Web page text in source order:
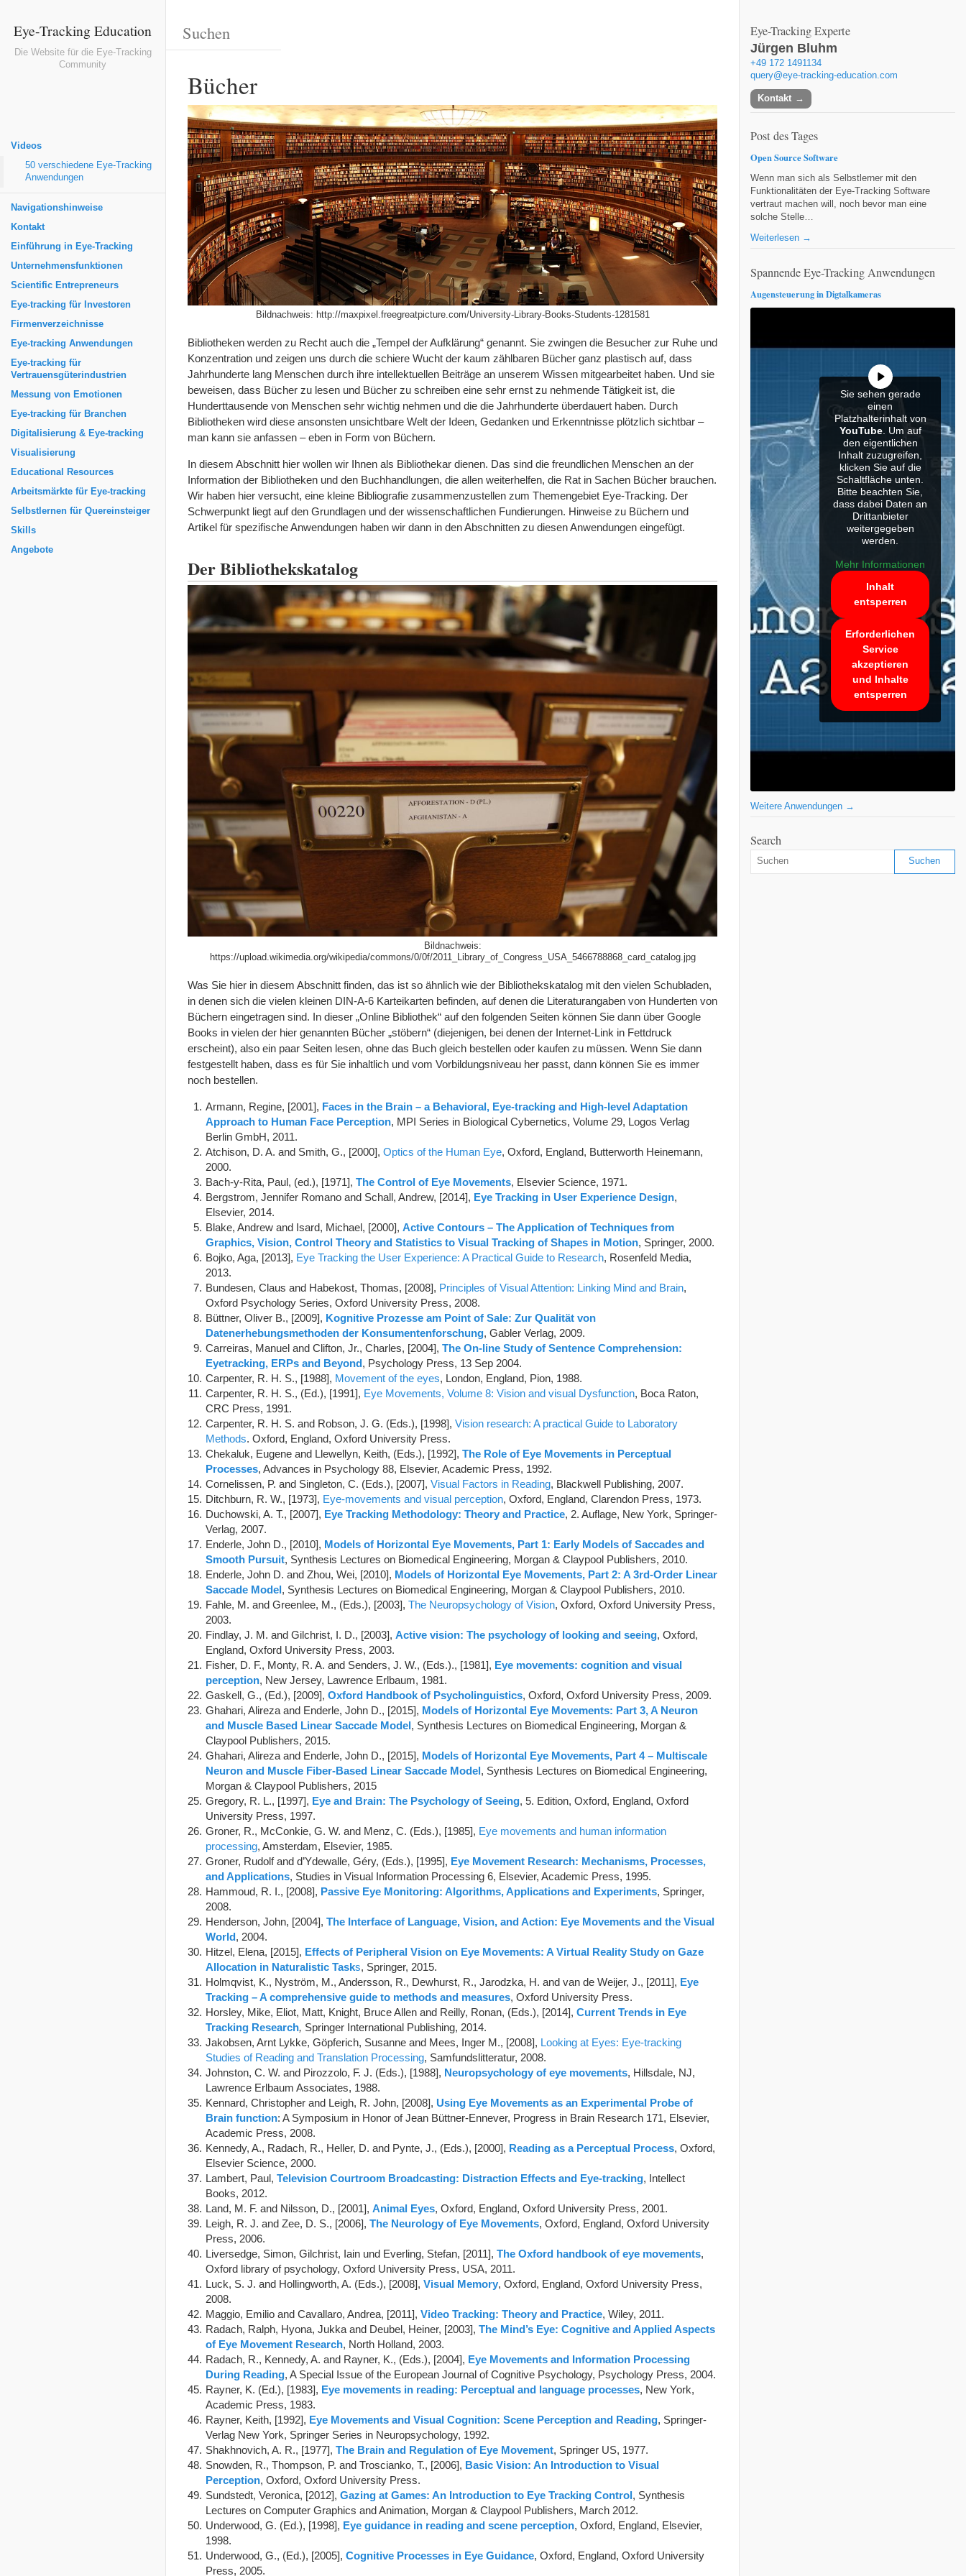
Eye-Tracking Education
Die Website für die Eye-Tracking
Community
Videos
50 verschiedene Eye-Tracking
Anwendungen
Navigationshinweise
Kontakt
Einführung in Eye-Tracking
Unternehmensfunktionen
Scientific Entrepreneurs
Eye-tracking für Investoren
Firmenverzeichnisse
Eye-tracking Anwendungen
Eye-tracking für
Vertrauensgüterindustrien
Messung von Emotionen
Eye-tracking für Branchen
Digitalisierung & Eye-tracking
Visualisierung
Educational Resources
Arbeitsmärkte für Eye-tracking
Selbstlernen für Quereinsteiger
Skills
Angebote
Bücher
Bildnachweis: http://maxpixel.freegreatpicture.com/University-Library-Books-Students-1281581
Bibliotheken werden zu Recht auch die „Tempel der Aufklärung“ genannt. Sie zwingen die Besucher zur Ruhe und
Konzentration und zeigen uns durch die schiere Wucht der kaum zählbaren Bücher ganz plastisch auf, dass
Jahrhunderte lang Menschen durch ihre intellektuellen Beiträge an unserem Wissen mitgearbeitet haben. Und sie
beweisen, dass Bücher zu lesen und Bücher zu schreiben eine sehr ernst zu nehmende Tätigkeit ist, die
Hunderttausende von Menschen sehr wichtig nehmen und die die Jahrhunderte überdauert haben. Durch
Bibliotheken wird diese ansonsten unsichtbare Welt der Ideen, Gedanken und Erkenntnisse plötzlich sichtbar –
man kann sie anfassen – eben in Form von Büchern.
In diesem Abschnitt hier wollen wir Ihnen als Bibliothekar dienen. Das sind die freundlichen Menschen an der
Information der Bibliotheken und den Buchhandlungen, die allen weiterhelfen, die Rat in Sachen Bücher brauchen.
Wir haben hier versucht, eine kleine Bibliografie zusammenzustellen zum Themengebiet Eye-Tracking. Der
Schwerpunkt liegt auf den Grundlagen und der wissenschaftlichen Fundierungen. Hinweise zu Büchern und
Artikel für spezifische Anwendungen haben wir dann in den Abschnitten zu diesen Anwendungen eingefügt.
Der Bibliothekskatalog
Bildnachweis:
https://upload.wikimedia.org/wikipedia/commons/0/0f/2011_Library_of_Congress_USA_5466788868_card_catalog.jpg
Was Sie hier in diesem Abschnitt finden, das ist so ähnlich wie der Bibliothekskatalog mit den vielen Schubladen,
in denen sich die vielen kleinen DIN-A-6 Karteikarten befinden, auf denen die Literaturangaben von Hunderten von
Büchern eingetragen sind. In dieser „Online Bibliothek“ auf den folgenden Seiten können Sie dann über Google
Books in vielen der hier genannten Bücher „stöbern“ (diejenigen, bei denen der Internet-Link in Fettdruck
erscheint), also ein paar Seiten lesen, ohne das Buch gleich bestellen oder kaufen zu müssen. Wenn Sie dann
festgestellt haben, dass es für Sie inhaltlich und vom Vorbildungsniveau her passt, dann können Sie es immer
noch bestellen.
Armann, Regine, [2001], Faces in the Brain – a Behavioral, Eye-tracking and High-level Adaptation
Approach to Human Face Perception, MPI Series in Biological Cybernetics, Volume 29, Logos Verlag
Berlin GmbH, 2011.
Atchison, D. A. and Smith, G., [2000], Optics of the Human Eye, Oxford, England, Butterworth Heinemann,
2000.
Bach-y-Rita, Paul, (ed.), [1971], The Control of Eye Movements, Elsevier Science, 1971.
Bergstrom, Jennifer Romano and Schall, Andrew, [2014], Eye Tracking in User Experience Design,
Elsevier, 2014.
Blake, Andrew and Isard, Michael, [2000], Active Contours – The Application of Techniques from
Graphics, Vision, Control Theory and Statistics to Visual Tracking of Shapes in Motion, Springer, 2000.
Bojko, Aga, [2013], Eye Tracking the User Experience: A Practical Guide to Research, Rosenfeld Media,
2013.
Bundesen, Claus and Habekost, Thomas, [2008], Principles of Visual Attention: Linking Mind and Brain,
Oxford Psychology Series, Oxford University Press, 2008.
Büttner, Oliver B., [2009], Kognitive Prozesse am Point of Sale: Zur Qualität von
Datenerhebungsmethoden der Konsumentenforschung, Gabler Verlag, 2009.
Carreiras, Manuel and Clifton, Jr., Charles, [2004], The On-line Study of Sentence Comprehension:
Eyetracking, ERPs and Beyond, Psychology Press, 13 Sep 2004.
Carpenter, R. H. S., [1988], Movement of the eyes, London, England, Pion, 1988.
Carpenter, R. H. S., (Ed.), [1991], Eye Movements, Volume 8: Vision and visual Dysfunction, Boca Raton,
CRC Press, 1991.
Carpenter, R. H. S. and Robson, J. G. (Eds.), [1998], Vision research: A practical Guide to Laboratory
Methods. Oxford, England, Oxford University Press.
Chekaluk, Eugene and Llewellyn, Keith, (Eds.), [1992], The Role of Eye Movements in Perceptual
Processes, Advances in Psychology 88, Elsevier, Academic Press, 1992.
Cornelissen, P. and Singleton, C. (Eds.), [2007], Visual Factors in Reading, Blackwell Publishing, 2007.
Ditchburn, R. W., [1973], Eye-movements and visual perception, Oxford, England, Clarendon Press, 1973.
Duchowski, A. T., [2007], Eye Tracking Methodology: Theory and Practice, 2. Auflage, New York, Springer-
Verlag, 2007.
Enderle, John D., [2010], Models of Horizontal Eye Movements, Part 1: Early Models of Saccades and
Smooth Pursuit, Synthesis Lectures on Biomedical Engineering, Morgan & Claypool Publishers, 2010.
Enderle, John D. and Zhou, Wei, [2010], Models of Horizontal Eye Movements, Part 2: A 3rd-Order Linear
Saccade Model, Synthesis Lectures on Biomedical Engineering, Morgan & Claypool Publishers, 2010.
Fahle, M. and Greenlee, M., (Eds.), [2003], The Neuropsychology of Vision, Oxford, Oxford University Press,
2003.
Findlay, J. M. and Gilchrist, I. D., [2003], Active vision: The psychology of looking and seeing, Oxford,
England, Oxford University Press, 2003.
Fisher, D. F., Monty, R. A. and Senders, J. W., (Eds.)., [1981], Eye movements: cognition and visual
perception, New Jersey, Lawrence Erlbaum, 1981.
Gaskell, G., (Ed.), [2009], Oxford Handbook of Psycholinguistics, Oxford, Oxford University Press, 2009.
Ghahari, Alireza and Enderle, John D., [2015], Models of Horizontal Eye Movements: Part 3, A Neuron
and Muscle Based Linear Saccade Model, Synthesis Lectures on Biomedical Engineering, Morgan &
Claypool Publishers, 2015.
Ghahari, Alireza and Enderle, John D., [2015], Models of Horizontal Eye Movements, Part 4 – Multiscale
Neuron and Muscle Fiber-Based Linear Saccade Model, Synthesis Lectures on Biomedical Engineering,
Morgan & Claypool Publishers, 2015
Gregory, R. L., [1997], Eye and Brain: The Psychology of Seeing, 5. Edition, Oxford, England, Oxford
University Press, 1997.
Groner, R., McConkie, G. W. and Menz, C. (Eds.), [1985], Eye movements and human information
processing, Amsterdam, Elsevier, 1985.
Groner, Rudolf and d’Ydewalle, Géry, (Eds.), [1995], Eye Movement Research: Mechanisms, Processes,
and Applications, Studies in Visual Information Processing 6, Elsevier, Academic Press, 1995.
Hammoud, R. I., [2008], Passive Eye Monitoring: Algorithms, Applications and Experiments, Springer,
2008.
Henderson, John, [2004], The Interface of Language, Vision, and Action: Eye Movements and the Visual
World, 2004.
Hitzel, Elena, [2015], Effects of Peripheral Vision on Eye Movements: A Virtual Reality Study on Gaze
Allocation in Naturalistic Tasks, Springer, 2015.
Holmqvist, K., Nyström, M., Andersson, R., Dewhurst, R., Jarodzka, H. and van de Weijer, J., [2011], Eye
Tracking – A comprehensive guide to methods and measures, Oxford University Press.
Horsley, Mike, Eliot, Matt, Knight, Bruce Allen and Reilly, Ronan, (Eds.), [2014], Current Trends in Eye
Tracking Research, Springer International Publishing, 2014.
Jakobsen, Arnt Lykke, Göpferich, Susanne and Mees, Inger M., [2008], Looking at Eyes: Eye-tracking
Studies of Reading and Translation Processing, Samfundslitteratur, 2008.
Johnston, C. W. and Pirozzolo, F. J. (Eds.), [1988], Neuropsychology of eye movements, Hillsdale, NJ,
Lawrence Erlbaum Associates, 1988.
Kennard, Christopher and Leigh, R. John, [2008], Using Eye Movements as an Experimental Probe of
Brain function: A Symposium in Honor of Jean Büttner-Ennever, Progress in Brain Research 171, Elsevier,
Academic Press, 2008.
Kennedy, A., Radach, R., Heller, D. and Pynte, J., (Eds.), [2000], Reading as a Perceptual Process, Oxford,
Elsevier Science, 2000.
Lambert, Paul, Television Courtroom Broadcasting: Distraction Effects and Eye-tracking, Intellect
Books, 2012.
Land, M. F. and Nilsson, D., [2001], Animal Eyes, Oxford, England, Oxford University Press, 2001.
Leigh, R. J. and Zee, D. S., [2006], The Neurology of Eye Movements, Oxford, England, Oxford University
Press, 2006.
Liversedge, Simon, Gilchrist, Iain und Everling, Stefan, [2011], The Oxford handbook of eye movements,
Oxford library of psychology, Oxford University Press, USA, 2011.
Luck, S. J. and Hollingworth, A. (Eds.), [2008], Visual Memory, Oxford, England, Oxford University Press,
2008.
Maggio, Emilio and Cavallaro, Andrea, [2011], Video Tracking: Theory and Practice, Wiley, 2011.
Radach, Ralph, Hyona, Jukka and Deubel, Heiner, [2003], The Mind’s Eye: Cognitive and Applied Aspects
of Eye Movement Research, North Holland, 2003.
Radach, R., Kennedy, A. and Rayner, K., (Eds.), [2004], Eye Movements and Information Processing
During Reading, A Special Issue of the European Journal of Cognitive Psychology, Psychology Press, 2004.
Rayner, K. (Ed.), [1983], Eye movements in reading: Perceptual and language processes, New York,
Academic Press, 1983.
Rayner, Keith, [1992], Eye Movements and Visual Cognition: Scene Perception and Reading, Springer-
Verlag New York, Springer Series in Neuropsychology, 1992.
Shakhnovich, A. R., [1977], The Brain and Regulation of Eye Movement, Springer US, 1977.
Snowden, R., Thompson, P. and Troscianko, T., [2006], Basic Vision: An Introduction to Visual
Perception, Oxford, Oxford University Press.
Sundstedt, Veronica, [2012], Gazing at Games: An Introduction to Eye Tracking Control, Synthesis
Lectures on Computer Graphics and Animation, Morgan & Claypool Publishers, March 2012.
Underwood, G. (Ed.), [1998], Eye guidance in reading and scene perception, Oxford, England, Elsevier,
1998.
Underwood, G., (Ed.), [2005], Cognitive Processes in Eye Guidance, Oxford, England, Oxford University
Press, 2005.
Eye-Tracking Experte
Jürgen Bluhm
+49 172 1491134
query@eye-tracking-education.com
Kontakt
Post des Tages
Open Source Software
Wenn man sich als Selbstlerner mit den
Funktionalitäten der Eye-Tracking Software
vertraut machen will, noch bevor man eine
solche Stelle…
Weiterlesen →
Spannende Eye-Tracking Anwendungen
Augensteuerung in Digtalkameras
Sie sehen gerade
einen
Platzhalterinhalt von
YouTube. Um auf
den eigentlichen
Inhalt zuzugreifen,
klicken Sie auf die
Schaltfläche unten.
Bitte beachten Sie,
dass dabei Daten an
Drittanbieter
weitergegeben
werden.
Mehr Informationen
Inhalt
entsperren
Erforderlichen
Service
akzeptieren
und Inhalte
entsperren
Weitere Anwendungen →
Search